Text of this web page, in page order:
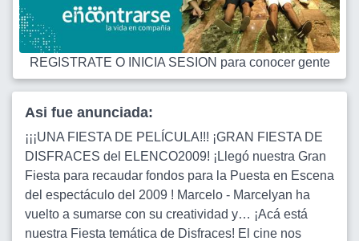
REGISTRATE O INICIA SESION para conocer gente
Asi fue anunciada:
¡¡¡UNA FIESTA DE PELÍCULA!!! ¡GRAN FIESTA DE
DISFRACES del ELENCO2009! ¡Llegó nuestra Gran
Fiesta para recaudar fondos para la Puesta en Escena
del espectáculo del 2009 ! Marcelo - Marcelyan ha
vuelto a sumarse con su creatividad y… ¡Acá está
nuestra Fiesta temática de Disfraces! El cine nos